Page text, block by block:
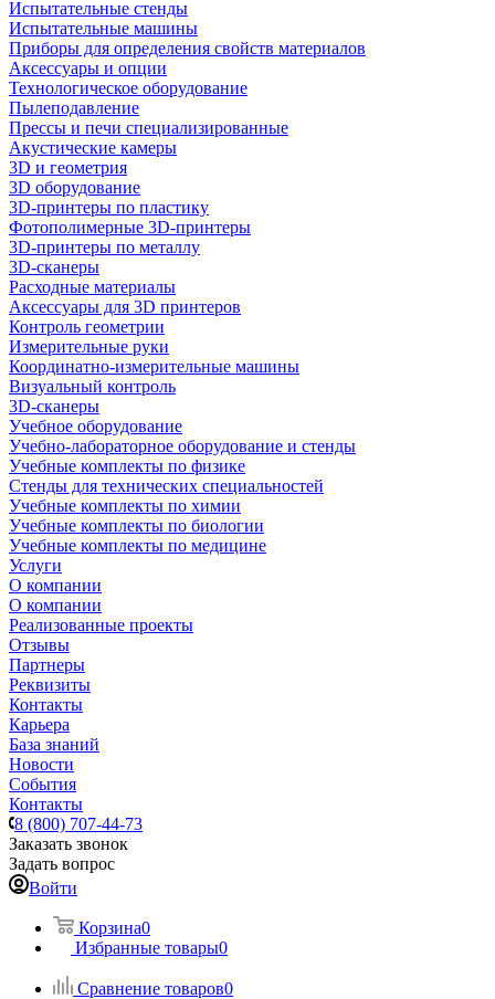
Испытательные стенды
Испытательные машины
Приборы для определения свойств материалов
Аксессуары и опции
Технологическое оборудование
Пылеподавление
Прессы и печи специализированные
Акустические камеры
3D и геометрия
3D оборудование
3D-принтеры по пластику
Фотополимерные 3D-принтеры
3D-принтеры по металлу
3D-сканеры
Расходные материалы
Аксессуары для 3D принтеров
Контроль геометрии
Измерительные руки
Координатно-измерительные машины
Визуальный контроль
3D-сканеры
Учебное оборудование
Учебно-лабораторное оборудование и стенды
Учебные комплекты по физике
Стенды для технических специальностей
Учебные комплекты по химии
Учебные комплекты по биологии
Учебные комплекты по медицине
Услуги
О компании
О компании
Реализованные проекты
Отзывы
Партнеры
Реквизиты
Контакты
Карьера
База знаний
Новости
События
Контакты
8 (800) 707-44-73
Заказать звонок
Задать вопрос
Войти
Корзина0
Избранные товары0
Сравнение товаров0